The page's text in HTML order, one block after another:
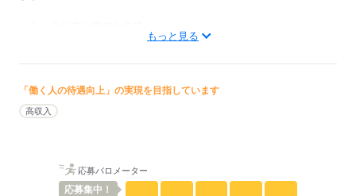
自然と気配りや言葉遣いなどの接客マナーが身につきます＾＾
男女の割合 男性 女性
仕事の仕方
配属先部署：
（男2：女8）
もっと見る
「働く人の待遇向上」の実現を目指しています
高収入
応募バロメーター
応募集中！